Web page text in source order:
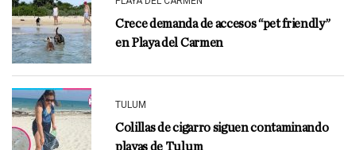
Crece demanda de accesos “pet friendly”
en Playa del Carmen
TULUM
Colillas de cigarro siguen contaminando
playas de Tulum